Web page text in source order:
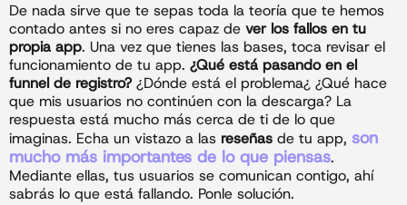
De nada sirve que te sepas toda la teoría que te hemos
contado antes si no eres capaz de ver los fallos en tu
propia app. Una vez que tienes las bases, toca revisar el
funcionamiento de tu app. ¿Qué está pasando en el
funnel de registro?¿Dónde está el problema¿ ¿Qué hace
que mis usuarios no continúen con la descarga? La
respuesta está mucho más cerca de ti de lo que
imaginas. Echa un vistazo a las reseñas de tu app, son
mucho más importantes de lo que piensas.
Mediante ellas, tus usuarios se comunican contigo, ahí
sabrás lo que está fallando. Ponle solución.